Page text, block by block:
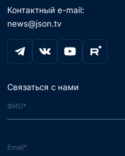
Контактный e-mail:
news@json.tv
Связаться с нами